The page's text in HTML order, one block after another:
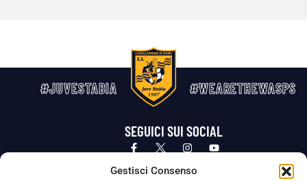
Gestisci Consenso
#JUVESTABIA #WEARETHEWASPS
SEGUICI SUI SOCIAL
Privacy Policy Cookie Policy